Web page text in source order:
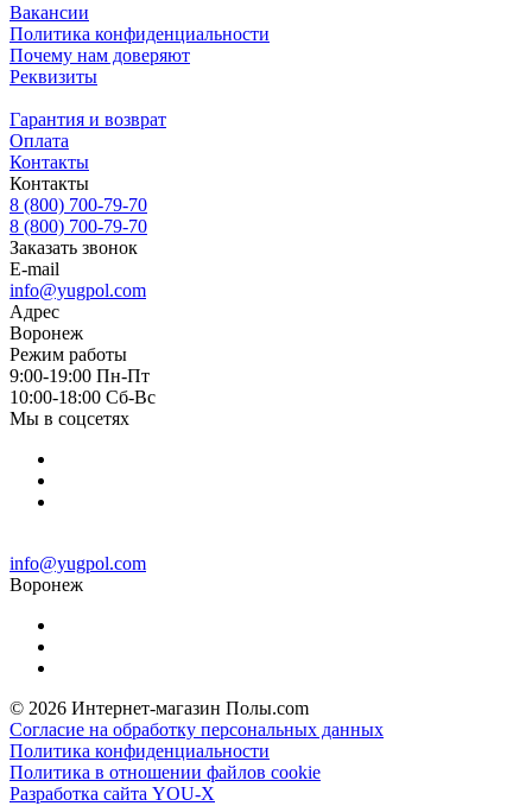
Вакансии
Политика конфиденциальности
Почему нам доверяют
Реквизиты
Гарантия и возврат
Оплата
Контакты
Контакты
8 (800) 700-79-70
8 (800) 700-79-70
Заказать звонок
E-mail
info@yugpol.com
Адрес
Воронеж
Режим работы
9:00-19:00 Пн-Пт
10:00-18:00 Cб-Вс
Мы в соцсетях
info@yugpol.com
Воронеж
© 2026 Интернет-магазин Полы.com
Согласие на обработку персональных данных
Политика конфиденциальности
Политика в отношении файлов cookie
Разработка сайта YOU-X